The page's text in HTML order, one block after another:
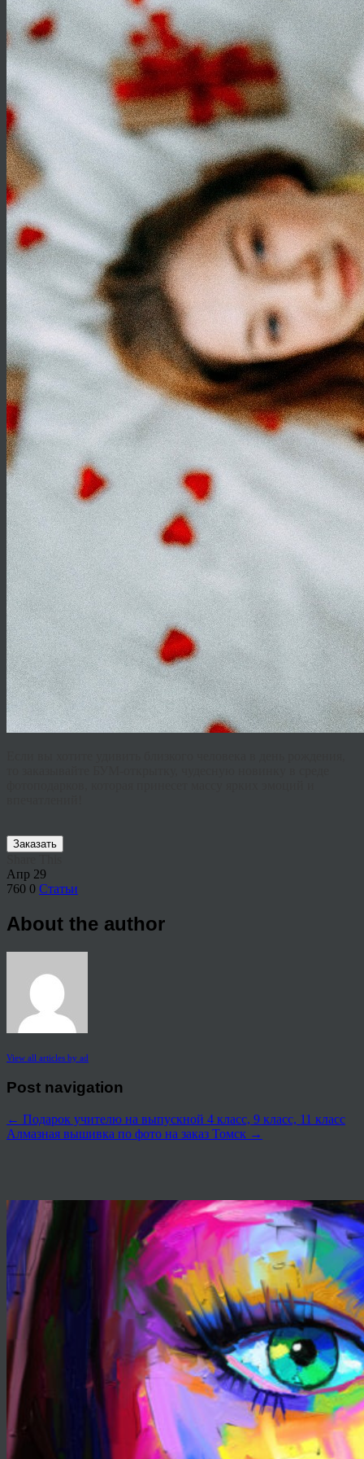
Заказать
Апр 29
760 0 Статьи
About the author
View all articles by ad
Post navigation
← Подарок учителю на выпускной 4 класс, 9 класс, 11 класс
Алмазная вышивка по фото на заказ Томск →